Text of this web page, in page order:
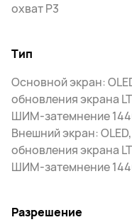
охват P3
Тип
Основной экран:
обновления экрана
ШИМ-затемнение
Внешний экран:
обновления экрана
ШИМ-затемнение
Разрешение